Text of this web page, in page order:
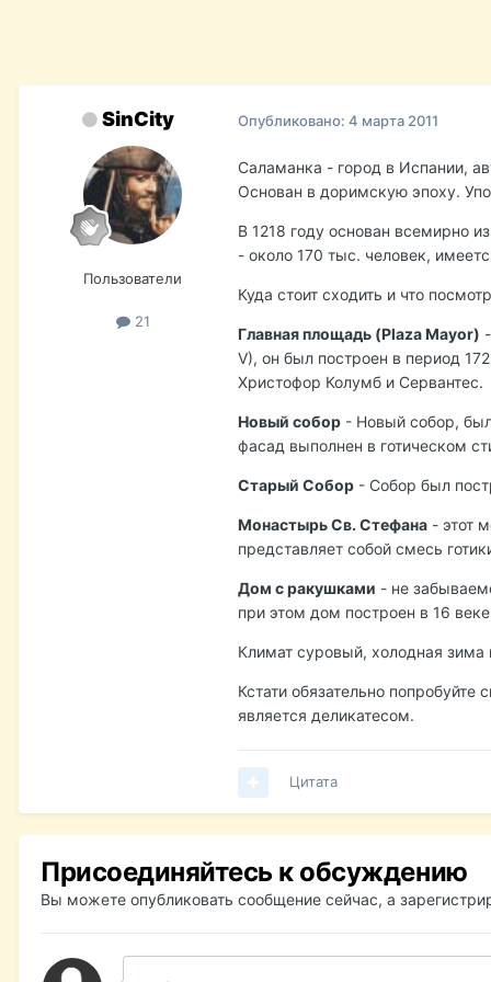
SinCity
Пользователи
21
Опубликовано: 4 марта 2011
Саламанка - город в Испании,
Основан в доримскую эпоху.
В 1218 году основан всемирно
- около 170 тыс. человек,
Куда стоит сходить и что
Главная площадь (Plaza Mayor)
V), он был построен в период
Христофор Колумб и Сервантес.
Новый собор - Новый собор,
фасад выполнен в готическом
Старый Собор - Собор был
Монастырь Св. Стефана - этот
представляет собой смесь
Дом с ракушками - не
при этом дом построен в 16
Климат суровый, холодная
Кстати обязательно
является деликатесом.
Цитата
Присоединяйтесь к обсуждению
Вы можете опубликовать сообщение сейчас, а